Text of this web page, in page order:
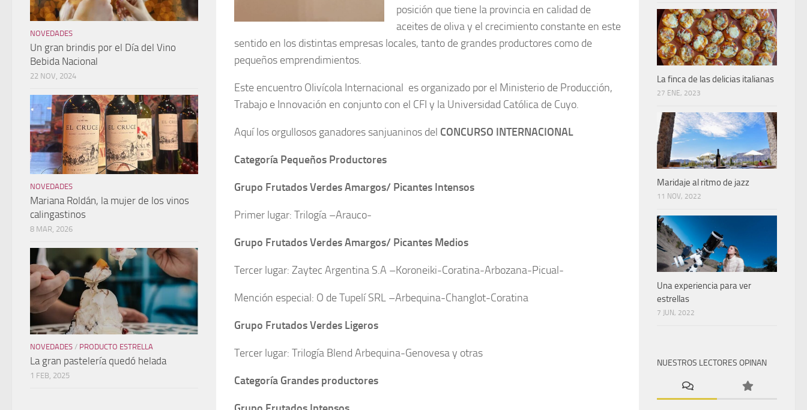
posición que tiene la provincia en calidad de
aceites de oliva y el crecimiento constante en este
sentido en los distintas empresas locales, tanto de grandes productores como de
pequeños emprendimientos.
Este encuentro Olivícola Internacional es organizado por el Ministerio de Producción,
Trabajo e Innovación en conjunto con el CFI y la Universidad Católica de Cuyo.
Aquí los orgullosos ganadores sanjuaninos del CONCURSO INTERNACIONAL
Categoría Pequeños Productores
Grupo Frutados Verdes Amargos/ Picantes Intensos
Primer lugar: Trilogía –Arauco-
Grupo Frutados Verdes Amargos/ Picantes Medios
Tercer lugar: Zaytec Argentina S.A –Koroneiki-Coratina-Arbozana-Picual-
Mención especial: O de Tupelí SRL –Arbequina-Changlot-Coratina
Grupo Frutados Verdes Ligeros
Tercer lugar: Trilogía Blend Arbequina-Genovesa y otras
Categoría Grandes productores
NOVEDADES
Un gran brindis por el Día del Vino
Bebida Nacional
22 NOV, 2024
NOVEDADES
Mariana Roldán, la mujer de los vinos
calingastinos
8 MAR, 2026
NOVEDADES / PRODUCTO ESTRELLA
La gran pastelería quedó helada
1 FEB, 2025
La finca de las delicias italianas
27 ENE, 2023
Maridaje al ritmo de jazz
11 NOV, 2022
Una experiencia para ver
estrellas
7 JUN, 2022
NUESTROS LECTORES OPINAN